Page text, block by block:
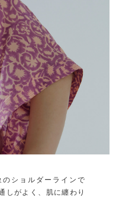
ショルダーラインで
しがよく、肌に纏わり